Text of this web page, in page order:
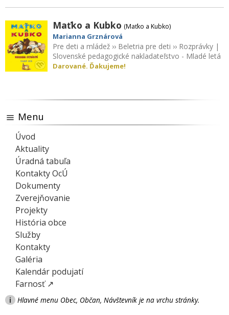
Maťko a Kubko (Maťko a Kubko)
Marianna Grznárová
Pre deti a mládež›› Beletria pre deti ›› Rozprávky|
Slovenské pedagogické nakladateľstvo - Mladé letá
Darované. Ďakujeme!
Menu
Úvod
Aktuality
Úradná tabuľa
Kontakty OcÚ
Dokumenty
Zverejňovanie
Projekty
História obce
Služby
Kontakty
Galéria
Kalendár podujatí
Farnosť ↗
i Hlavné menu Obec, Občan, Návštevník je na vrchu stránky.